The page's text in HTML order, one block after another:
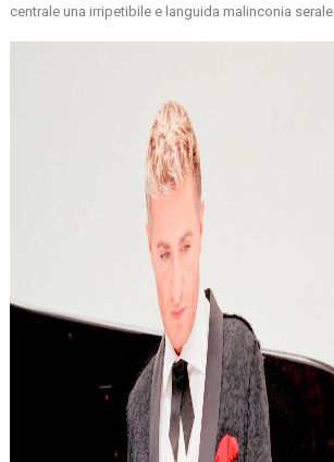
centrale una irripetibile e languida malinconia serale.